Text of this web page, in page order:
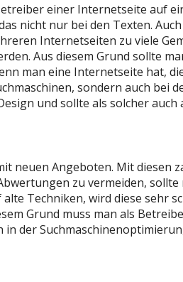
einer Internetseite auf
nicht nur bei den Texten.
Internetseiten zu viele
Aus diesem Grund sollte
man eine Internetseite hat,
sondern auch bei
und sollte als solcher auch
neuen Angeboten. Mit diesen
zu vermeiden,
Techniken, wird diese sehr
Grund muss man als
der